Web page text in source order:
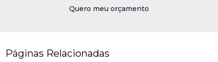
Quero meu orçamento
Páginas Relacionadas